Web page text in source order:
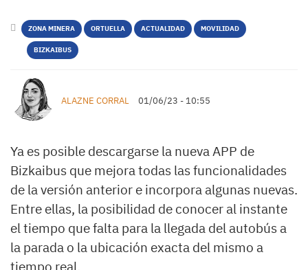
ZONA MINERA ORTUELLA ACTUALIDAD MOVILIDAD
BIZKAIBUS
ALAZNE CORRAL 01/06/23 - 10:55
Ya es posible descargarse la nueva APP de
Bizkaibus que mejora todas las funcionalidades
de la versión anterior e incorpora algunas nuevas.
Entre ellas, la posibilidad de conocer al instante
el tiempo que falta para la llegada del autobús a
la parada o la ubicación exacta del mismo a
tiempo real.